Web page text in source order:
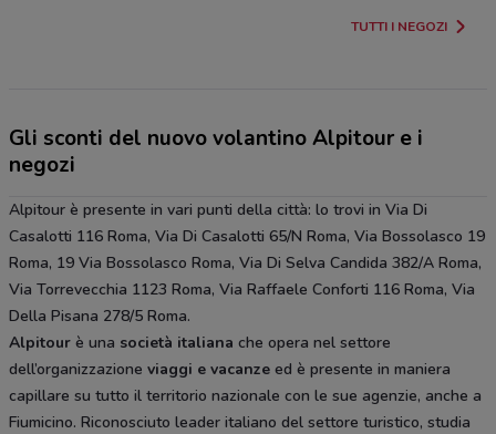
TUTTI I NEGOZI
Gli sconti del nuovo volantino Alpitour e i
negozi
Alpitour è presente in vari punti della città: lo trovi in Via Di
Casalotti 116 Roma, Via Di Casalotti 65/N Roma, Via Bossolasco 19
Roma, 19 Via Bossolasco Roma, Via Di Selva Candida 382/A Roma,
Via Torrevecchia 1123 Roma, Via Raffaele Conforti 116 Roma, Via
Della Pisana 278/5 Roma.
Alpitour è una società italiana che opera nel settore
dell’organizzazione viaggi e vacanze ed è presente in maniera
capillare su tutto il territorio nazionale con le sue agenzie, anche a
Fiumicino. Riconosciuto leader italiano del settore turistico, studia